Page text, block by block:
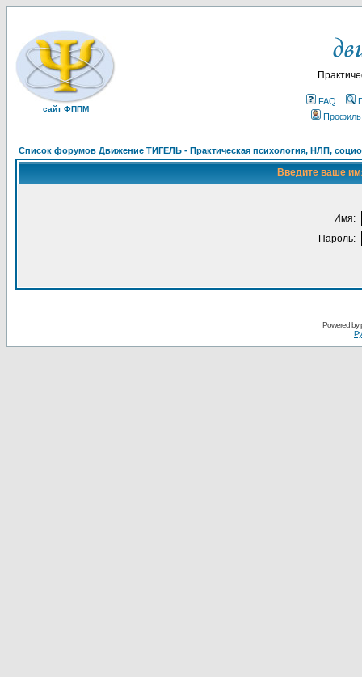
сайт ФППМ
FAQ
Профиль
Список форумов Движение ТИГЕЛЬ - Практическая психология, НЛП,
Введите ваше
Имя:
Пароль:
Powered by